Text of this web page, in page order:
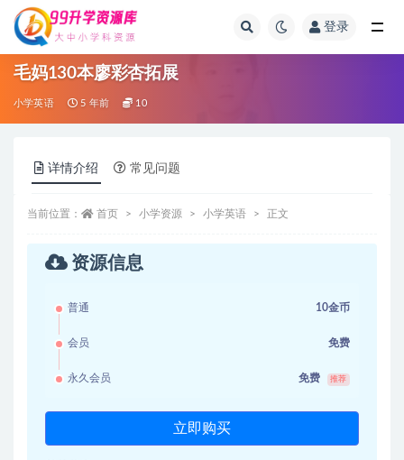
登录
毛妈130本廖彩杏拓展
小学英语 5 年前 10
详情介绍 常见问题
当前位置： 首页 小学资源 小学英语 正文
资源信息
普通 10金币
会员 免费
永久会员 免费 推荐
立即购买